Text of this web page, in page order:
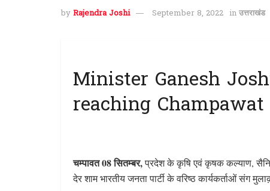
by Rajendra Joshi September 8, 2022 in उत्तराखंड
Minister Ganesh
reaching Champawat
चम्पावत 08 सितम्बर,प्रदेश के कृषि एवं कृषक कल्याण,
देर शाम भारतीय जनता पार्टी के वरिष्ठ कार्यकर्ताओं संग